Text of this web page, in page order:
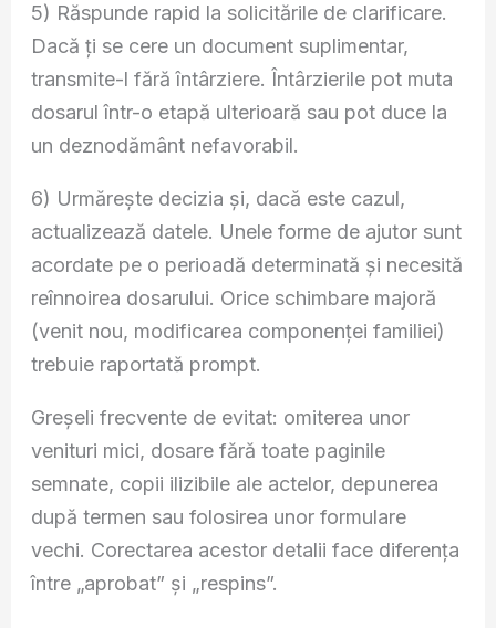
5) Răspunde rapid la solicitările de clarificare.
Dacă ți se cere un document suplimentar,
transmite-l fără întârziere. Întârzierile pot muta
dosarul într-o etapă ulterioară sau pot duce la
un deznodământ nefavorabil.
6) Urmărește decizia și, dacă este cazul,
actualizează datele. Unele forme de ajutor sunt
acordate pe o perioadă determinată și necesită
reînnoirea dosarului. Orice schimbare majoră
(venit nou, modificarea componenței familiei)
trebuie raportată prompt.
Greșeli frecvente de evitat: omiterea unor
venituri mici, dosare fără toate paginile
semnate, copii ilizibile ale actelor, depunerea
după termen sau folosirea unor formulare
vechi. Corectarea acestor detalii face diferența
între „aprobat” și „respins”.